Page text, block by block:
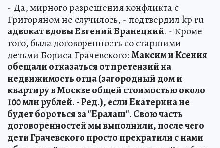
- Да, мирного разрешения конфликта с
Григоряном не случилось, - подтвердил kp.ru
адвокат вдовы Евгений Бранецкий. - Кроме
того, была договоренность со старшими
детьми Бориса Грачевского:Максим и Ксения
обещали отказаться от претензий на
недвижимость отца (загородный дом и
квартиру в Москве общей стоимостью около
100 млн рублей. - Ред.), если Екатерина не
будет бороться за "Ералаш". Свою часть
договоренностей мы выполнили, после чего
дети Грачевского просто прекратили с нами